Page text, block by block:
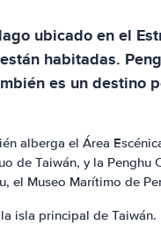
ubicado en el
habitadas.
es un
alberga el Área
de Taiwán, y la
el Museo Marítimo de
isla principal de